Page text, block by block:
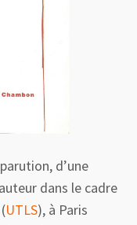
d’une
dans le cadre
(UTLS), à Paris